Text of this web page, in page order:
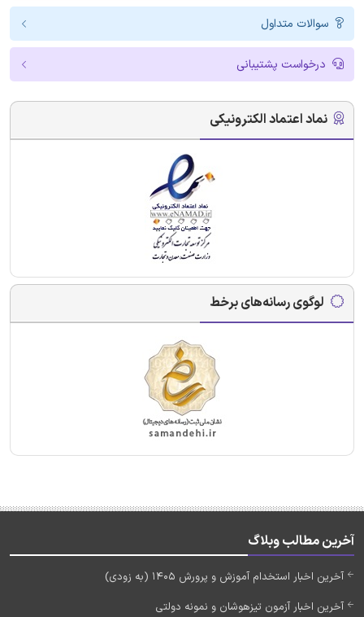
سوالات متداول
درخواست پشتیبانی
نماد اعتماد الکترونیکی
لوگوی رسانه‌های برخط
آخرین مطالب وبلاگ
آخرین اخبار استخدام آموزش و پرورش 1405 (به زودی)
آخرین اخبار آزمون تیزهوشان و نمونه دولتی